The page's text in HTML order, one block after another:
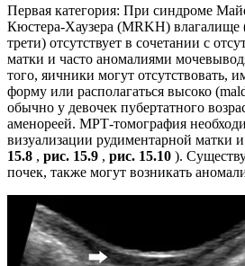
Первая категория: При синдроме
Кюстера-Хаузера (MRKH)
трети) отсутствует в сочетании с
матки и часто аномалиями
того, яичники могут отсутствовать,
форму или располагаться высоко
обычно у девочек пубертатного
аменореей. МРТ-томография
визуализации рудиментарной матки
15.8 , рис. 15.9 , рис. 15.10 ).
почек, также могут возникать